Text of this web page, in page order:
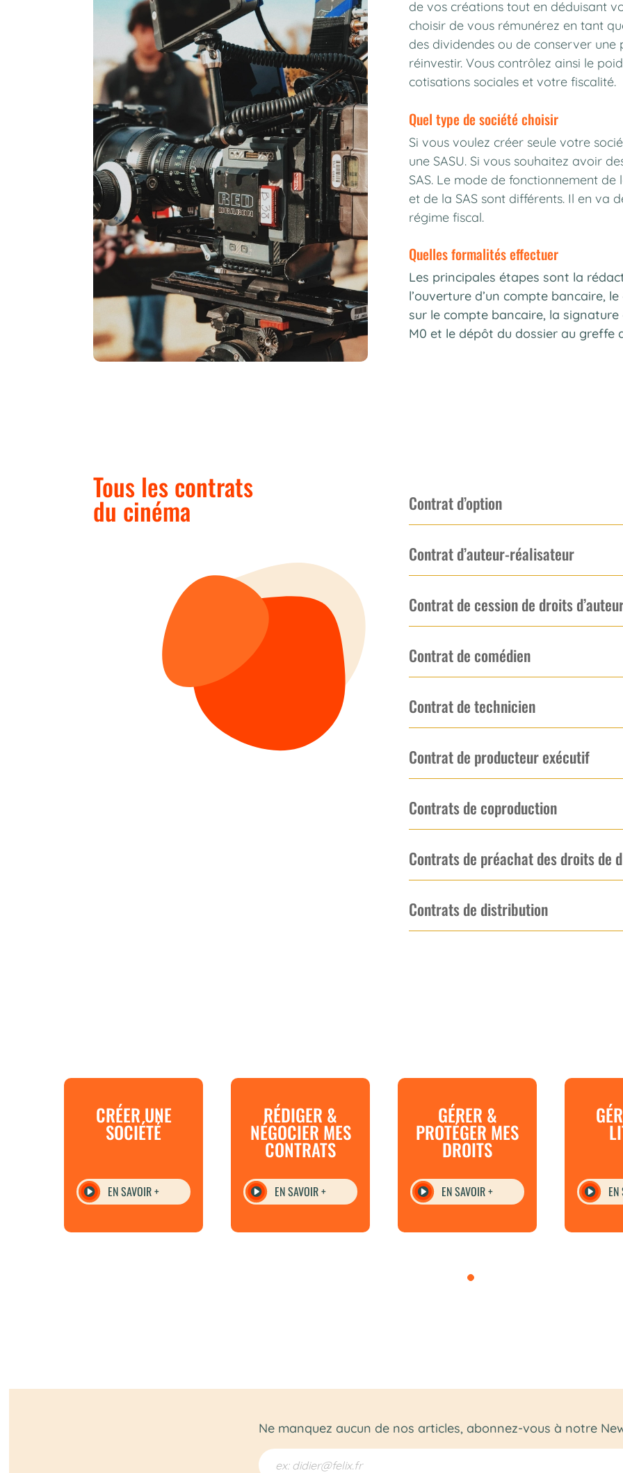
de vos créations tout en déduisant
choisir de vous rémunérez en tant
des dividendes ou de conserver
réinvestir. Vous contrôlez ainsi le
cotisations sociales et votre fiscalité.
quel type de société choisir
Si vous voulez créer seule votre
une SASU. Si vous souhaitez avoir
SAS. Le mode de fonctionnement de
et de la SAS sont différents. Il en va
régime fiscal.
quelles formalités effectuer
Les principales étapes sont la
l’ouverture d’un compte bancaire,
sur le compte bancaire, la
M0 et le dépôt du dossier au greffe
Tous les contrats
du cinéma Contrat d’option
Contrat d’auteur-réalisateur
Contrat de cession de droits
Contrat de comédien
Contrat de technicien
Contrat de producteur exécutif
Contrats de coproduction
Contrats de préachat des droits de
Contrats de distribution
CRÉER UNE
SOCIÉTÉ
EN SAVOIR +
RÉDIGER &
NÉGOCIER MES
CONTRATS
EN SAVOIR +
GÉRER &
PROTÉGER MES
DROITS
EN SAVOIR +
Ne manquez aucun de nos articles, abonnez-vous à notre